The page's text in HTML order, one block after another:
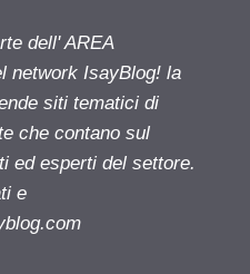
dell' AREA
network IsayBlog! la
siti tematici di
che contano sul
ed esperti del settore.
e